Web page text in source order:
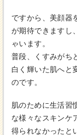
ですから、美顔器
が期待できますし
ゃいます。
普段、くすみがち
白く輝いた肌へと
のです。
肌のために生活習
な様々なスキンケ
得られなかったと